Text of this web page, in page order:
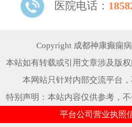
医院电话：
Copyright 成都神康癫痫
本站如有转载或引用文章涉及版
本网站只针对内部交流平台，
特别声明：本站内容仅供参考，不
平台公司营业执照